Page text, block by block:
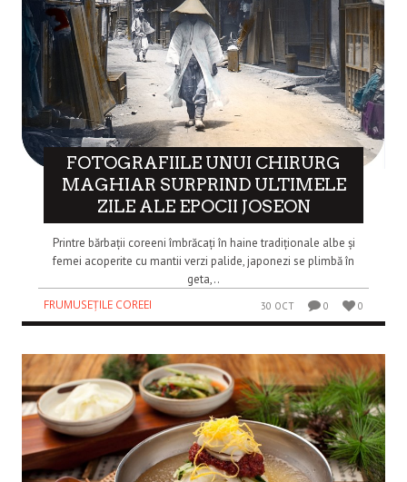
FOTOGRAFIILE UNUI CHIRURG
MAGHIAR SURPRIND ULTIMELE
ZILE ALE EPOCII JOSEON
Printre bărbații coreeni îmbrăcați în haine tradiționale albe și
femei acoperite cu mantii verzi palide, japonezi se plimbă în
geta,..
FRUMUSEȚILE COREEI
30 OCT 0 0